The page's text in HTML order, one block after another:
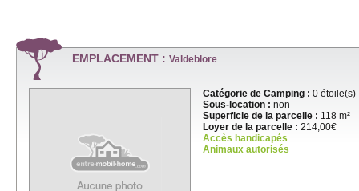
EMPLACEMENT : Valdeblore
Catégorie de Camping : 0 étoile(s)
Sous-location : non
Superficie de la parcelle : 118 m²
Loyer de la parcelle : 214,00€
Accès handicapés
Animaux autorisés